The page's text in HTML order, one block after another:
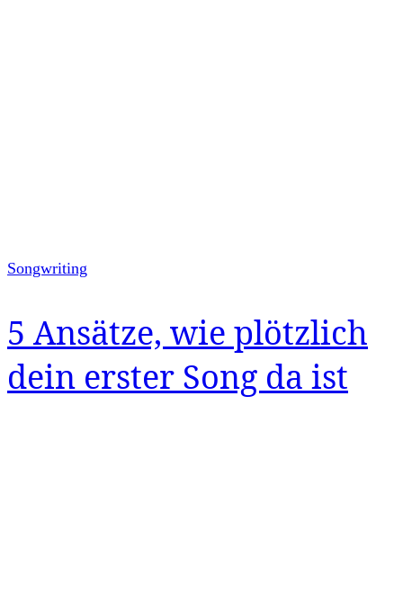
Songwriting
5 Ansätze, wie plötzlich
dein erster Song da ist